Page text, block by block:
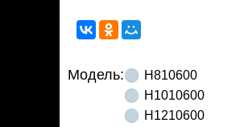
Модель:
Н810600
Н1010600
Н1210600